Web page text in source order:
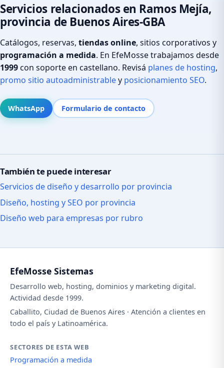
Servicios relacionados en Ramos Mejía,
provincia de Buenos Aires-GBA
Catálogos, reservas, tiendas online, sitios corporativos y
programación a medida. En EfeMosse trabajamos desde
1999con soporte en castellano. Revisá planes de hosting,
promo sitio autoadministrabley posicionamiento SEO.
WhatsApp Formulario de contacto
También te puede interesar
Servicios de diseño y desarrollo por provincia
Diseño, hosting y SEO por provincia
Diseño web para empresas por rubro
EfeMosse Sistemas
Desarrollo web, hosting, dominios y marketing digital.
Actividad desde 1999.
Caballito, Ciudad de Buenos Aires · Atención a clientes en
todo el país y Latinoamérica.
SECTORES DE ESTA WEB
Programación a medida